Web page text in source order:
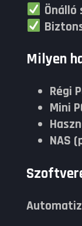
Milyen
Régi
Mini
NAS